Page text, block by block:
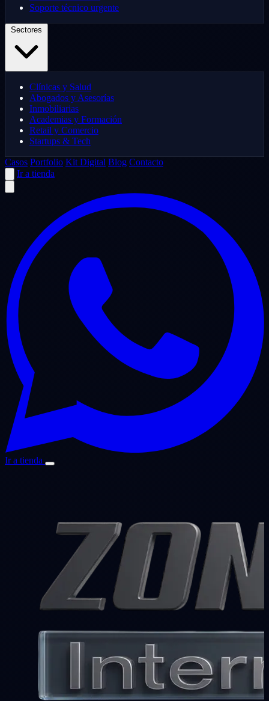
Soporte técnico urgente
Clínicas y Salud
Abogados y Asesorías
Inmobiliarias
Academias y Formación
Retail y Comercio
Startups & Tech
Casos Portfolio Kit Digital Blog Contacto
Ir a tienda
Ir a tienda